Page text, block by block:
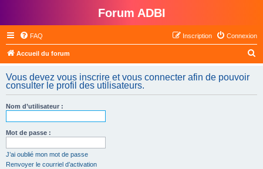
Forum ADBI
FAQ Connexion
Inscription
Accueil du forum
h
Vous devez vous inscrire et vous connecter afin de pouvoir
consulter le profil des utilisateurs.
Nom d’utilisateur :
Mot de passe :
J’ai oublié mon mot de passe
Renvoyer le courriel d’activation